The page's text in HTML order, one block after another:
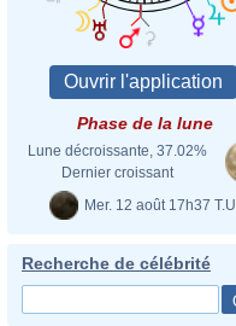
Phase de la lune
Lune décroissante, 37.02%
Dernier croissant
Mer. 12 août 17h37 T.U.
Recherche de célébrité